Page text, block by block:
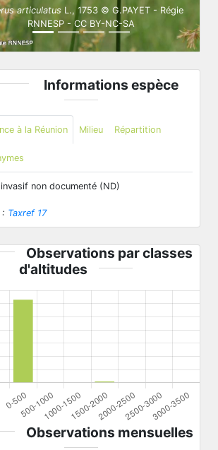
articulatus L., 1753 © G.PAYET - Régie
RNNESP - CC BY-NC-SA
Informations espèce
à la Réunion Milieu Répartition
invasif non documenté (ND)
: Taxref 17
Observations par classes
d'altitudes
Observations mensuelles